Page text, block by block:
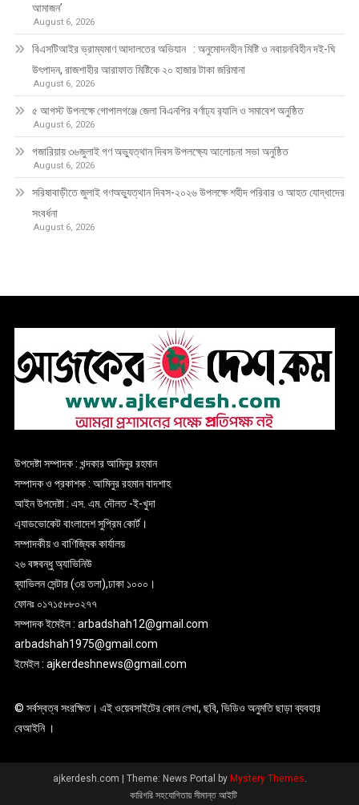
আমাজন’
August 6, 2026
বিএসটিআইর ভ্রাম্যমাণ আদালতের অভিযান : অনুমোদনহীন মিষ্টি ও নবায়নবিহীন দই-ঘি
উৎপাদন, রাজশাহীর আরাফাত মিষ্টিকে ২০ হাজার টাকা জরিমানা
August 6, 2026
৫ আগস্ট উপলক্ষে গোপালগঞ্জে জেলা বিএনপির বর্ণাঢ্য র‍্যালি ও সমাবেশ অনুষ্ঠিত
August 6, 2026
গজারিয়ায় ৩৬জুলাই গণ অভ্যুত্থান দিবস উপলক্ষ্যে আলোচনা সভা অনুষ্ঠিত
August 6, 2026
সরিষাবাড়ীতে জুলাই গণঅভ্যুত্থান দিবস-২০২৬ উপলক্ষে শহীদ পরিবার ও আহত যোদ্ধাদের
সংবর্ধনা
August 6, 2026
উপদেষ্টা সম্পাদক : খন্দকার আমিনুর রহমান
সম্পাদক ও প্রকাশক : আমিনুর রহমান বাদশাহ
আইন উপদেষ্টা : এস. এম. দৌলত -ই-খুদা
এ্যাডভোকেট বাংলাদেশ সুপ্রিম কোর্ট।
সম্পাদকীয় ও বাণিজ্যিক কার্যালয়
২৬ বঙ্গবন্ধু অ্যাভিনিউ
ব্যাভিলন সেন্টার (৩য় তলা),ঢাকা ১০০০।
ফোনঃ ০১৭১৫৮৮০২৭৭
সম্পাদক ইমেইল : arbadshah12@gmail.com
arbadshah1975@gmail.com
ইমেইল : ajkerdeshnews@gmail.com
© সর্বস্বত্ব সংরক্ষিত। এই ওয়েবসাইটের কোন লেখা, ছবি, ভিডিও অনুমতি ছাড়া ব্যবহার
বেআইনি ।
ajkerdesh.com Theme: News Portal by Mystery Themes.
কারিগরি সহযোগিতায় সীমান্ত আইটি